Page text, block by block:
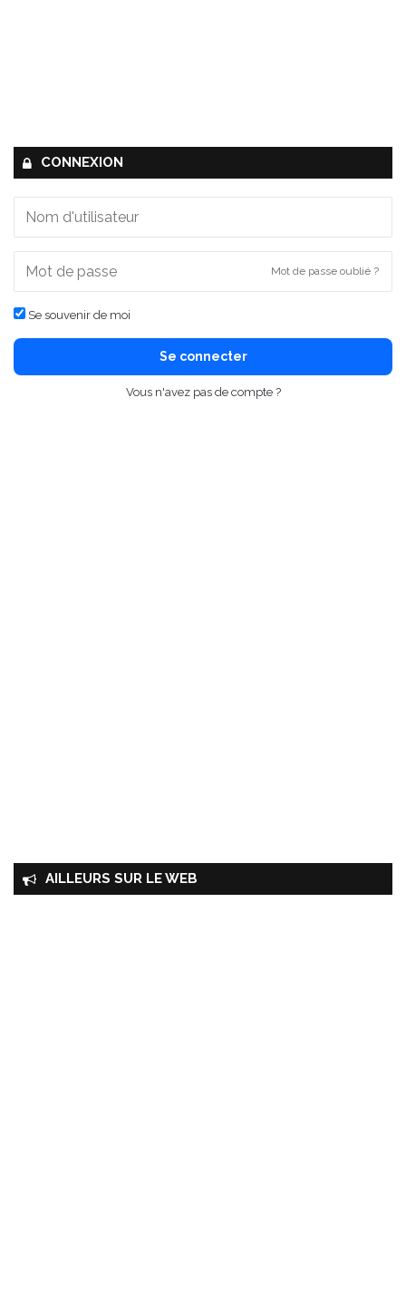
CONNEXION
Mot de passe oublié ?
Se souvenir de moi
Se connecter
Vous n'avez pas de compte ?
AILLEURS SUR LE WEB